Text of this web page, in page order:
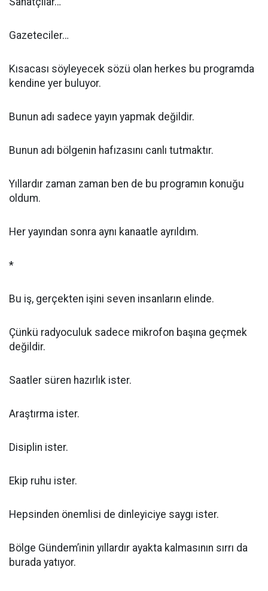
Gazeteciler…
Kısacası söyleyecek sözü olan herkes bu programda
kendine yer buluyor.
Bunun adı sadece yayın yapmak değildir.
Bunun adı bölgenin hafızasını canlı tutmaktır.
Yıllardır zaman zaman ben de bu programın konuğu
oldum.
Her yayından sonra aynı kanaatle ayrıldım.
*
Bu iş, gerçekten işini seven insanların elinde.
Çünkü radyoculuk sadece mikrofon başına geçmek
değildir.
Saatler süren hazırlık ister.
Araştırma ister.
Disiplin ister.
Ekip ruhu ister.
Hepsinden önemlisi de dinleyiciye saygı ister.
Bölge Gündem’inin yıllardır ayakta kalmasının sırrı da
burada yatıyor.